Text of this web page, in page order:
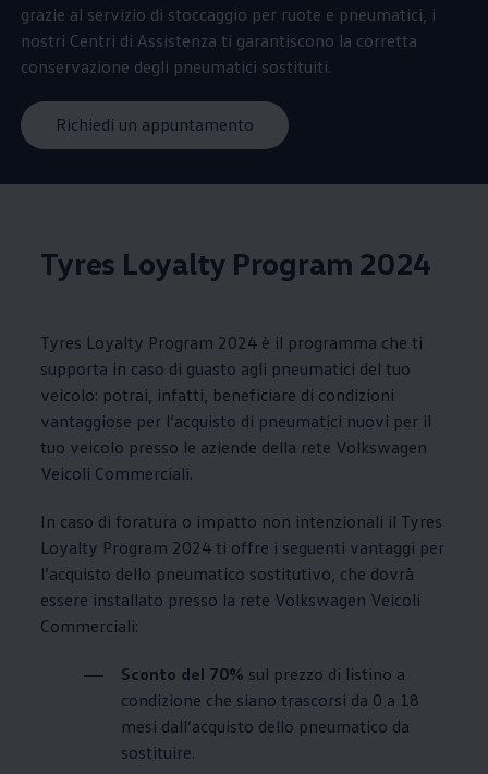
grazie al servizio di stoccaggio per ruote e pneumatici, i
nostri Centri di Assistenza ti garantiscono la corretta
conservazione degli pneumatici sostituiti.
Richiedi un appuntamento
Tyres Loyalty Program 2024
Tyres Loyalty Program 2024 è il programma che ti
supporta in caso di guasto agli pneumatici del tuo
veicolo: potrai, infatti, beneficiare di condizioni
vantaggiose per l’acquisto di pneumatici nuovi per il
tuo veicolo presso le aziende della rete Volkswagen
Veicoli Commerciali.
In caso di foratura o impatto non intenzionali il Tyres
Loyalty Program 2024 ti offre i seguenti vantaggi per
l’acquisto dello pneumatico sostitutivo , che dovrà
essere installato presso la rete Volkswagen Veicoli
Commerciali:
Sconto del 70% sul prezzo di listino a
condizione che siano trascorsi da 0 a 18
mesi dall’acquisto dello pneumatico da
sostituire.